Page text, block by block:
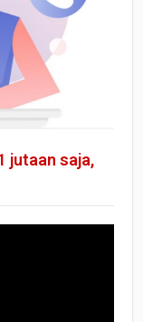
jutaan saja,